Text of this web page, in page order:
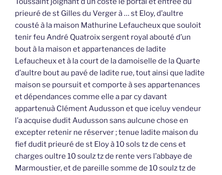
prieuré de st Gilles du Verger à … st Eloy, d’aultre
cousté à la maison Mathurine Lefaucheux que souloit
tenir feu André Quatroix sergent royal abouté d’un
bout à la maison et appartenances de ladite
Lefaucheux et à la court de la damoiselle de la Quarte
d’aultre bout au pavé de ladite rue, tout ainsi que ladite
maison se poursuit et comporte à ses appartenances
et dépendances comme elle a par cy davant
appartenuà Clément Audusson et que iceluy vendeur
l’a acquise dudit Audusson sans aulcune chose en
excepter retenir ne réserver ; tenue ladite maison du
fief dudit prieuré de st Eloy à 10 sols tz de cens et
charges oultre 10 soulz tz de rente vers l’abbaye de
Marmoustier, et de pareille somme de 10 soulz tz de